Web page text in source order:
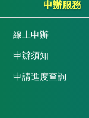
申辦服務
線上申辦
申辦須知
申請進度查詢